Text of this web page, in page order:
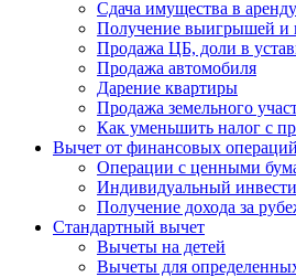
Сдача имущества в аренду
Получение выигрышей и
Продажа ЦБ, доли в
Продажа автомобиля
Дарение квартиры
Продажа земельного
Как уменьшить налог с
Вычет от финансовых операций
Операции с ценными
Индивидуальный
Получение дохода за
Стандартный вычет
Вычеты на детей
Вычеты для